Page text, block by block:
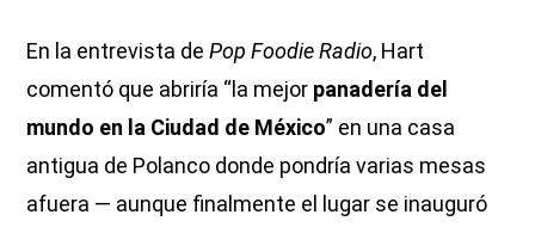
En la entrevista dePop Foodie Radio, Hart
comentó que abriría “la mejor panadería del
mundo en la Ciudad de México” en una casa
antigua de Polanco donde pondría varias mesas
afuera — aunque finalmente el lugar se inauguró